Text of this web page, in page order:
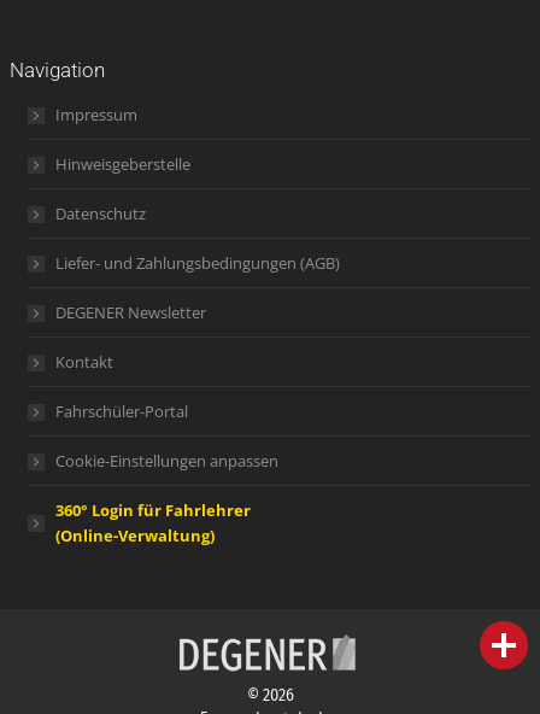
Navigation
Impressum
Hinweisgeberstelle
Datenschutz
Liefer- und Zahlungsbedingungen (AGB)
DEGENER Newsletter
Kontakt
Fahrschüler-Portal
Cookie-Einstellungen anpassen
360° Login für Fahrlehrer
(Online-Verwaltung)
© 2026
person IHR FACHBERATER
campaign